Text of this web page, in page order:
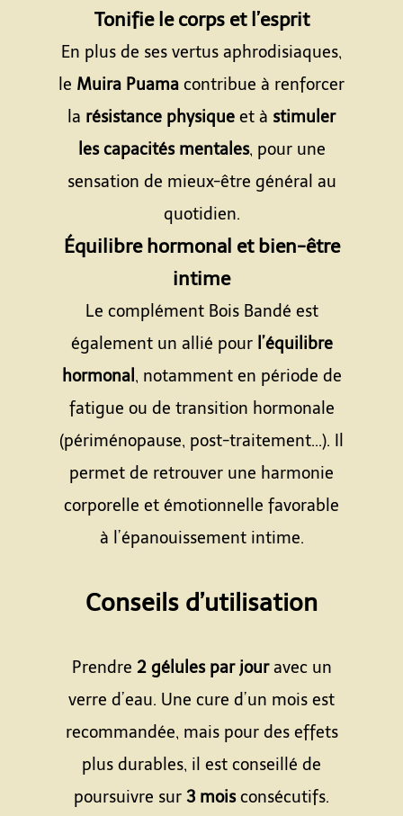
Tonifie le corps et l’esprit
En plus de ses vertus aphrodisiaques,
le Muira Puama contribue à renforcer
la résistance physique et à stimuler
les capacités mentales, pour une
sensation de mieux-être général au
quotidien.
Équilibre hormonal et bien-être
intime
Le complément Bois Bandé est
également un allié pour l’équilibre
hormonal , notamment en période de
fatigue ou de transition hormonale
(périménopause, post-traitement...). Il
permet de retrouver une harmonie
corporelle et émotionnelle favorable
à l’épanouissement intime.
Conseils d’utilisation
Prendre 2 gélules par jouravec un
verre d’eau. Une cure d’un mois est
recommandée, mais pour des effets
plus durables, il est conseillé de
poursuivre sur 3 moisconsécutifs.